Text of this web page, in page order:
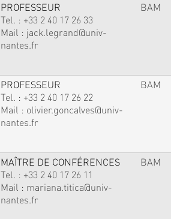
PROFESSEUR
Tel. : +33 2 40 17 26 33
Mail : jack.legrand@univ-
nantes.fr
BAM
PROFESSEUR
Tel. : +33 2 40 17 26 22
Mail : olivier.goncalves@univ-
nantes.fr
BAM
MAÎTRE DE CONFÉRENCES
Tel. : +33 2 40 17 26 11
Mail : mariana.titica@univ-
nantes.fr
BAM